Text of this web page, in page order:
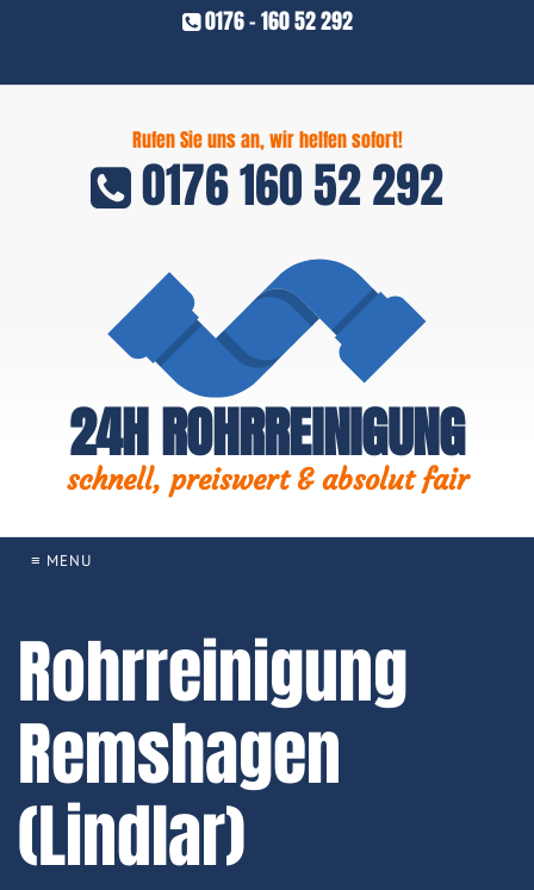
0176 - 160 52 292
Rufen Sie uns an, wir helfen sofort!
0176 160 52 292
24H ROHRREINIGUNG
schnell, preiswert & absolut fair
≡ MENU
Rohrreinigung
Remshagen
(Lindlar)